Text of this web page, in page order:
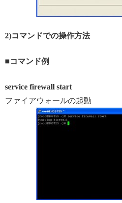
2)コマンドでの操作方法
■コマンド例
service firewall start
ファイアウォールの起動